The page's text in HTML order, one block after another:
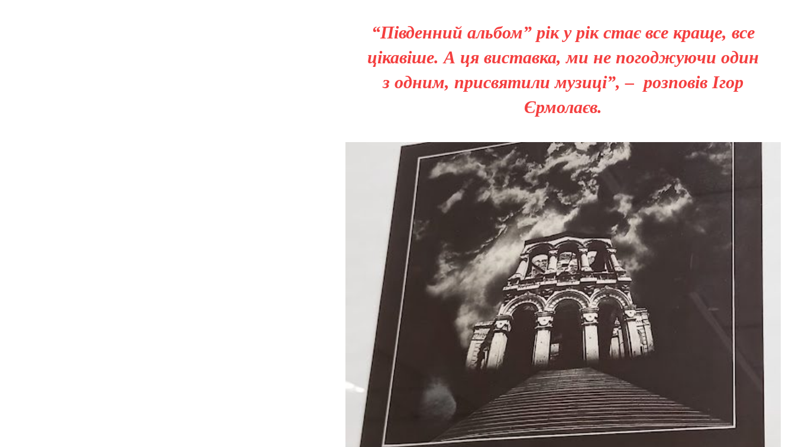
“Південний альбом” рік у рік стає все краще, все
цікавіше. А ця виставка, ми не погоджуючи один
з одним, присвятили музиці”, – розповів Ігор
Єрмолаєв.